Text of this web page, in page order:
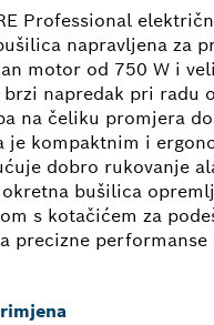
Professional
napravljena za
motor od 750 W i
brzi napredak pri radu
na čeliku promjera
je kompaktnim i
dobro rukovanje
bušilica
s kotačićem za
precizne performanse